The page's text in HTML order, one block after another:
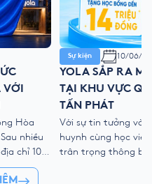
Hòa
nhiều
chỉ 100
sang
Sự kiện 10/06/
YOLA SẮP RA
TẠI KHU VỰC
TẤN PHÁT
Với sự tin tưởng và
huynh cùng học
trân trọng thông